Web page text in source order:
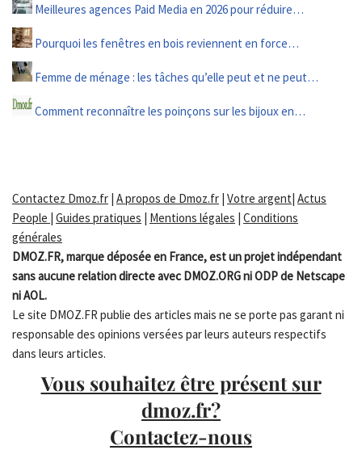
Meilleures agences Paid Media en 2026 pour réduire…
Pourquoi les fenêtres en bois reviennent en force…
Femme de ménage : les tâches qu’elle peut et ne peut…
Comment reconnaître les poinçons sur les bijoux en…
Contactez Dmoz.fr | A propos de Dmoz.fr | Votre argent| Actus
People | Guides pratiques | Mentions légales | Conditions
générales
DMOZ.FR, marque déposée en France, est un projet indépendant
sans aucune relation directe avec DMOZ.ORG ni ODP de Netscape
ni AOL.
Le site DMOZ.FR publie des articles mais ne se porte pas garant ni
responsable des opinions versées par leurs auteurs respectifs
dans leurs articles.
Vous souhaitez être présent sur
dmoz.fr?
Contactez-nous